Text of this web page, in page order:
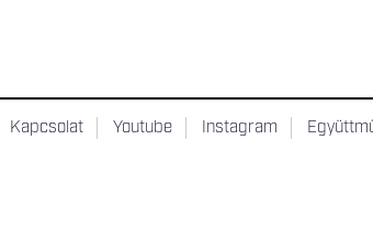
Kapcsolat Youtube Instagram